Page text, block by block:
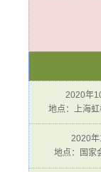
2020年
地点：上海
2020年
地点：国家